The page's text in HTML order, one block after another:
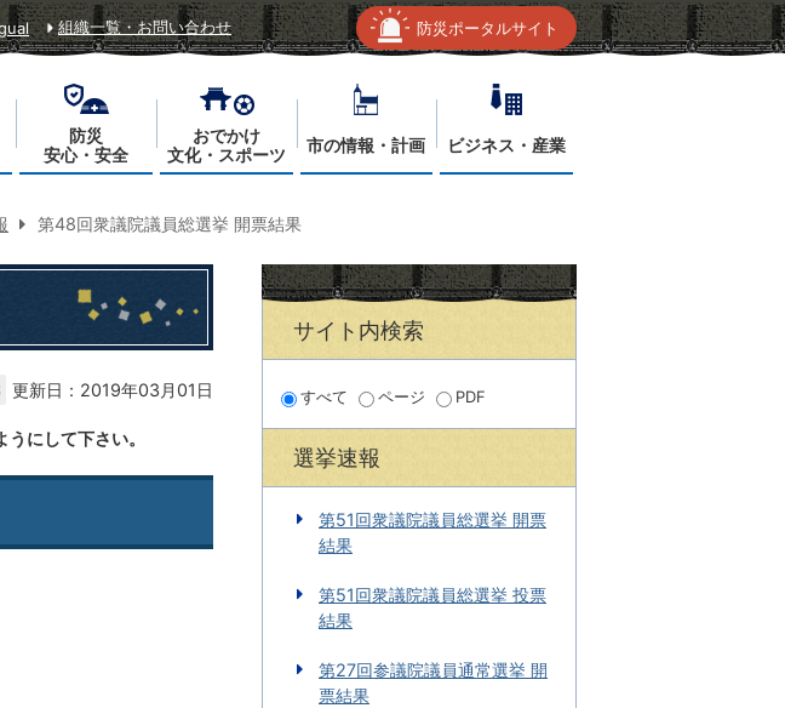
組織一覧・お問い合わせ 防災ポータルサイト
防災
安心・安全
おでかけ
文化・スポーツ
市の情報・計画 ビジネス・産業
第48回衆議院議員総選挙 開票結果
更新日：2019年03月01日
にして下さい。
サイト内検索
すべて ページ PDF
選挙速報
第51回衆議院議員総選挙 開票
結果
第51回衆議院議員総選挙 投票
結果
第27回参議院議員通常選挙 開
票結果